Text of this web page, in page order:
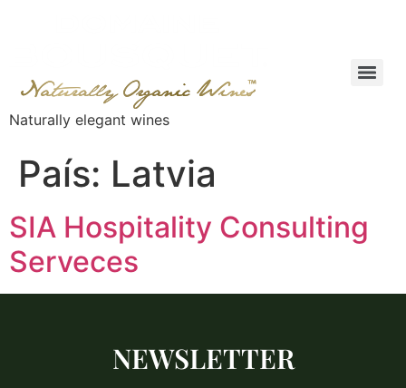
Naturally elegant wines
País: Latvia
SIA Hospitality Consulting
Serveces
NEWSLETTER